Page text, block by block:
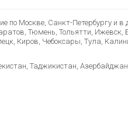
по Москве, Санкт-Петербургу
Тюмень, Тольятти,
Киров, Чебоксары, Тула,
Таджикистан,